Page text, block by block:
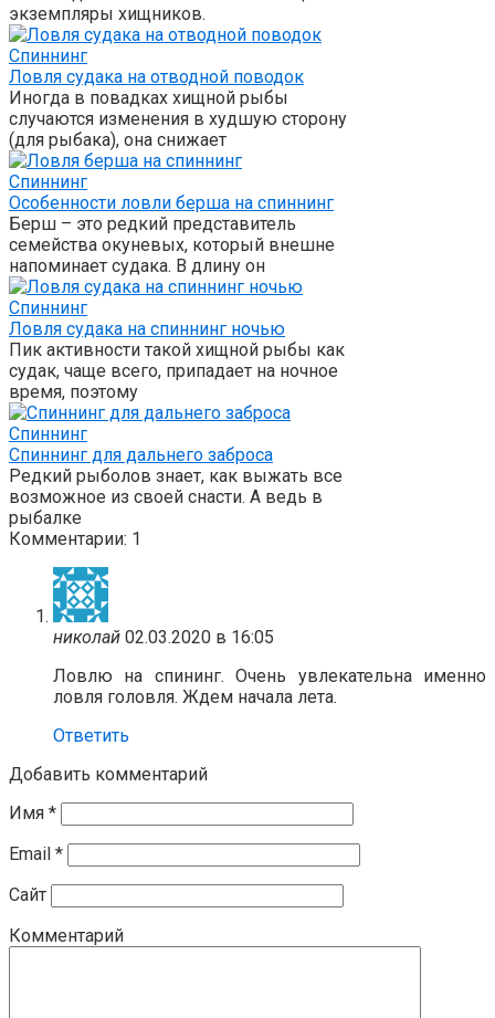
экземпляры хищников.
Спиннинг
Ловля судака на отводной поводок
Иногда в повадках хищной рыбы
случаются изменения в худшую сторону
(для рыбака), она снижает
Спиннинг
Особенности ловли берша на спиннинг
Берш – это редкий представитель
семейства окуневых, который внешне
напоминает судака. В длину он
Спиннинг
Ловля судака на спиннинг ночью
Пик активности такой хищной рыбы как
судак, чаще всего, припадает на ночное
время, поэтому
Спиннинг
Спиннинг для дальнего заброса
Редкий рыболов знает, как выжать все
возможное из своей снасти. А ведь в
рыбалке
Комментарии: 1
николай 02.03.2020 в 16:05
Ловлю на спининг. Очень увлекательна именно
ловля головля. Ждем начала лета.
Ответить
Добавить комментарий
Имя *
Email *
Сайт
Комментарий